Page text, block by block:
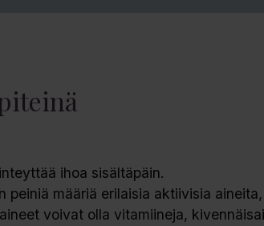
ihoa sisältäpäin.
peiniä määriä erilaisia aktiivisia
voivat olla vitamiineja,